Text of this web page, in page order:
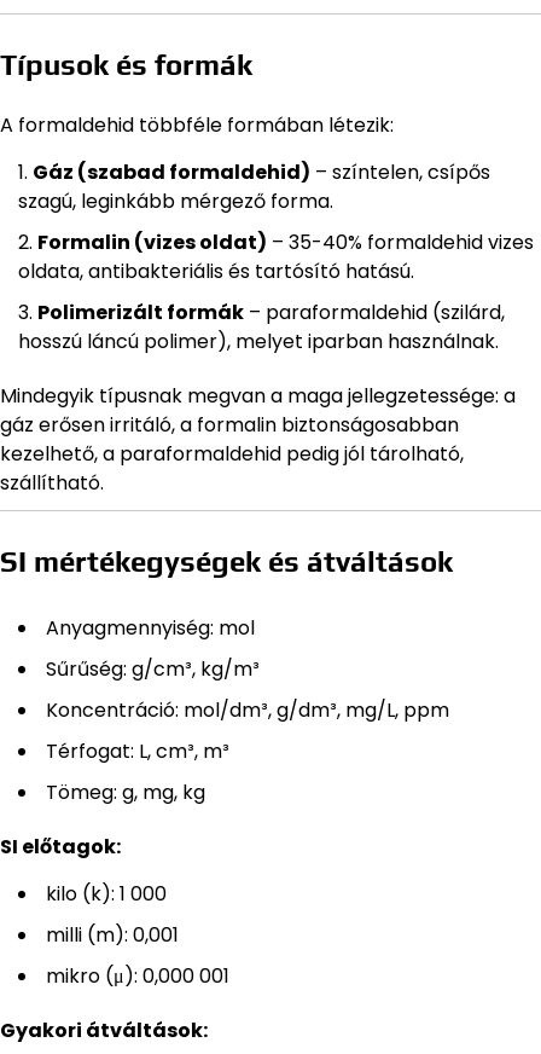
Típusok és formák
A formaldehid többféle formában létezik:
Gáz (szabad formaldehid) – színtelen, csípős
szagú, leginkább mérgező forma.
Formalin (vizes oldat) – 35-40% formaldehid vizes
oldata, antibakteriális és tartósító hatású.
Polimerizált formák – paraformaldehid (szilárd,
hosszú láncú polimer), melyet iparban használnak.
Mindegyik típusnak megvan a maga jellegzetessége: a
gáz erősen irritáló, a formalin biztonságosabban
kezelhető, a paraformaldehid pedig jól tárolható,
szállítható.
SI mértékegységek és átváltások
Anyagmennyiség: mol
Sűrűség: g/cm³, kg/m³
Koncentráció: mol/dm³, g/dm³, mg/L, ppm
Térfogat: L, cm³, m³
Tömeg: g, mg, kg
SI előtagok:
kilo (k): 1 000
milli (m): 0,001
mikro (μ): 0,000 001
Gyakori átváltások: